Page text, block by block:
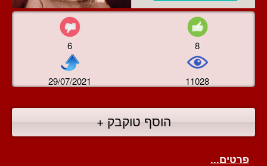
6 8
29/07/2021 11028
הוסף טוקבק +
פרטים...